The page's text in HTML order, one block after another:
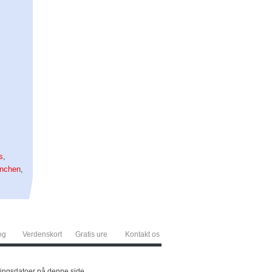
,
,
Verdenskort Gratis ure Kontakt os